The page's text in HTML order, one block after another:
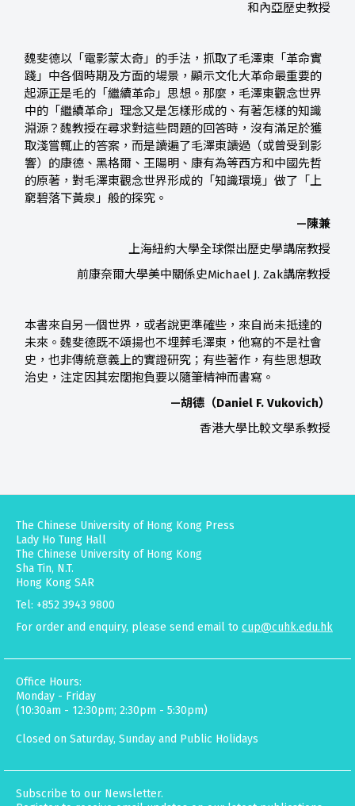
和內亞歷史教授
魏斐德以「電影蒙太奇」的手法，抓取了毛澤東「革命實
踐」中各個時期及方面的場景，顯示文化大革命最重要的
起源正是毛的「繼續革命」思想。那麼，毛澤東觀念世界
中的「繼續革命」理念又是怎樣形成的、有著怎樣的知識
淵源？魏教授在尋求對這些問題的回答時，沒有滿足於獲
取淺嘗輒止的答案，而是讀遍了毛澤東讀過（或曾受到影
響）的康德、黑格爾、王陽明、康有為等西方和中國先哲
的原著，對毛澤東觀念世界形成的「知識環境」做了「上
窮碧落下黃泉」般的探究。
—陳兼
上海紐約大學全球傑出歷史學講席教授
前康奈爾大學美中關係史Michael J. Zak講席教授
本書來自另一個世界，或者說更準確些，來自尚未抵達的
未來。魏斐德既不頌揚也不埋葬毛澤東，他寫的不是社會
史，也非傳統意義上的實證研究；有些著作，有些思想政
治史，注定因其宏闊抱負要以隨筆精神而書寫。
—胡德（Daniel F. Vukovich）
香港大學比較文學系教授
The Chinese University of Hong Kong Press
Lady Ho Tung Hall
The Chinese University of Hong Kong
Sha Tin, N.T.
Hong Kong SAR
Tel: +852 3943 9800
For order and enquiry, please send email to cup@cuhk.edu.hk
Office Hours:
Monday - Friday
(10:30am - 12:30pm; 2:30pm - 5:30pm)
Closed on Saturday, Sunday and Public Holidays
Subscribe to our Newsletter.